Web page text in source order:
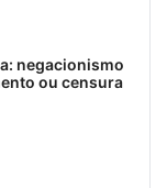
negacionismo
ou censura